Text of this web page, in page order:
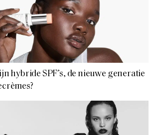
hybride SPF’s, de nieuwe generatie